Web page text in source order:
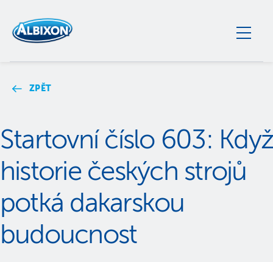
ZPĚT
Startovní číslo 603: Když
historie českých strojů
potká dakarskou
budoucnost